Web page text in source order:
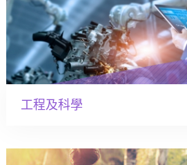
工程及科學